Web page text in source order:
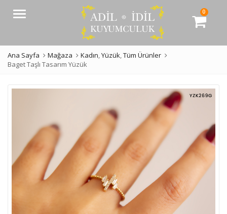
Menü 0
Ana Sayfa Mağaza Kadın,Yüzük,Tüm Ürünler
Baget Taşlı Tasarım Yüzük